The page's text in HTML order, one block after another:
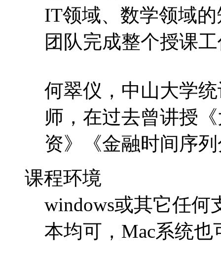
IT领域、数学领域
团队完成整个授课
何翠仪，中山大学
师，在过去曾讲授
资》《金融时间序
课程环境
windows或其它任何
本均可，Mac系统也